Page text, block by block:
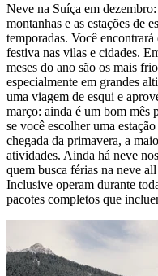
Neve na Suíça em
montanhas e as estações de
temporadas. Você
festiva nas vilas e cidades.
meses do ano são os mais
especialmente em grandes
uma viagem de esqui e
março: ainda é um bom mês
se você escolher uma
chegada da primavera, a
atividades. Ainda há neve
quem busca férias na neve
Inclusive operam durante
pacotes completos que